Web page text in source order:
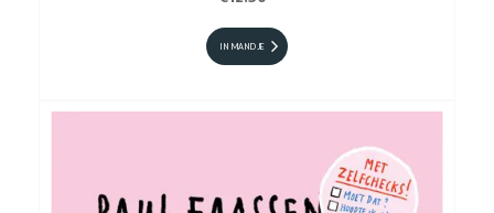
IN MANDJE